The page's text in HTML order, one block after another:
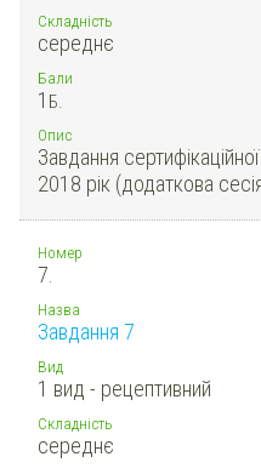
Складність
середнє
Бали
1 Б.
Опис
Завдання
2018 рік (додаткова
Номер
7.
Назва
Завдання 7
Вид
1 вид - рецептивний
Складність
середнє